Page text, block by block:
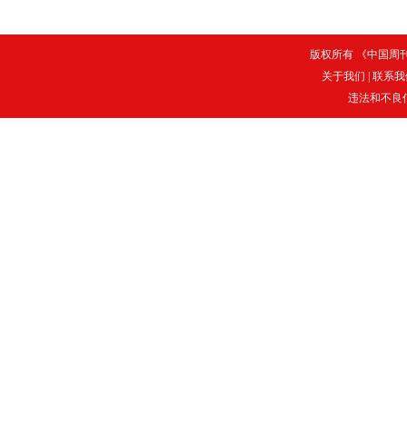
版权所有 《中国周
关于我们
联系
违法和不良